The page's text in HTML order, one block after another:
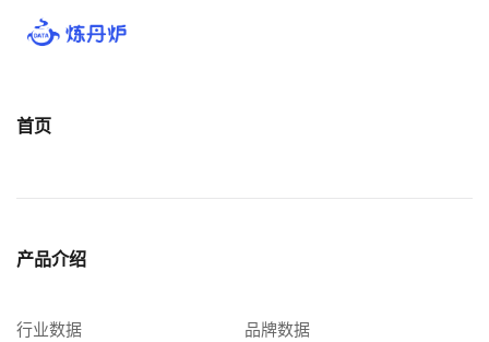
首页
产品介绍
行业数据 品牌数据